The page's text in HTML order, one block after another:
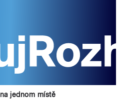
jednom místě